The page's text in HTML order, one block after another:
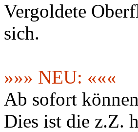
Vergoldete
sich.
»»» NEU: «««
Ab sofort
Dies ist die z.Z.